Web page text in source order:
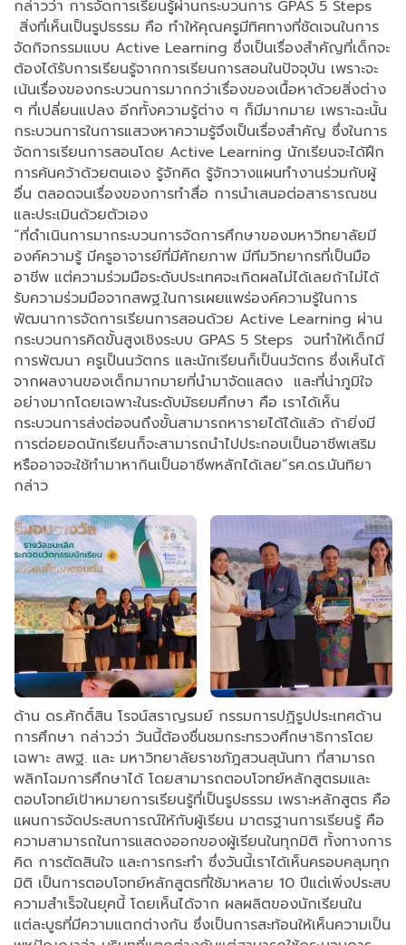
กล่าวว่า การจัดการเรียนรู้ผ่านกระบวนการ GPAS 5 Steps
สิ่งที่เห็นเป็นรูปธรรม คือ ทำให้คุณครูมีทิศทางที่ชัดเจนในการ
จัดกิจกรรมแบบ Active Learning ซึ่งเป็นเรื่องสำคัญที่เด็กจะ
ต้องได้รับการเรียนรู้จากการเรียนการสอนในปัจจุบัน เพราะจะ
เน้นเรื่องของกระบวนการมากกว่าเรื่องของเนื้อหาด้วยสิ่งต่าง
ๆ ที่เปลี่ยนแปลง อีกทั้งความรู้ต่าง ๆ ก็มีมากมาย เพราะฉะนั้น
กระบวนการในการแสวงหาความรู้จึงเป็นเรื่องสำคัญ ซึ่งในการ
จัดการเรียนการสอนโดย Active Learning นักเรียนจะได้ฝึก
การค้นคว้าด้วยตนเอง รู้จักคิด รู้จักวางแผนทำงานร่วมกับผู้
อื่น ตลอดจนเรื่องของการทำสื่อ การนำเสนอต่อสาธารณชน
และประเมินด้วยตัวเอง
“ที่ดำเนินการมากระบวนการจัดการศึกษาของมหาวิทยาลัยมี
องค์ความรู้ มีครูอาจารย์ที่มีศักยภาพ มีทีมวิทยากรที่เป็นมือ
อาชีพ แต่ความร่วมมือระดับประเทศจะเกิดผลไม่ได้เลยถ้าไม่ได้
รับความร่วมมือจากสพฐ.ในการเผยแพร่องค์ความรู้ในการ
พัฒนาการจัดการเรียนการสอนด้วย Active Learning ผ่าน
กระบวนการคิดขั้นสูงเชิงระบบ GPAS 5 Steps จนทำให้เด็กมี
การพัฒนา ครูเป็นนวัตกร และนักเรียนก็เป็นนวัตกร ซึ่งเห็นได้
จากผลงานของเด็กมากมายที่นำมาจัดแสดง และที่น่าภูมิใจ
อย่างมากโดยเฉพาะในระดับมัธยมศึกษา คือ เราได้เห็น
กระบวนการส่งต่อจนถึงขั้นสามารถหารายได้ได้แล้ว ถ้ายิ่งมี
การต่อยอดนักเรียนก็จะสามารถนำไปประกอบเป็นอาชีพเสริม
หรืออาจจะใช้ทำมาหากินเป็นอาชีพหลักได้เลย”รศ.ดร.นันทิยา
กล่าว
ด้าน ดร.ศักดิ์สิน โรจน์สราญรมย์ กรรมการปฏิรูปประเทศด้าน
การศึกษา กล่าวว่า วันนี้ต้องชื่นชมกระทรวงศึกษาธิการโดย
เฉพาะ สพฐ. และ มหาวิทยาลัยราชภัฎสวนสุนันทา ที่สามารถ
พลิกโฉมการศึกษาได้ โดยสามารถตอบโจทย์หลักสูตรมและ
ตอบโจทย์เป้าหมายการเรียนรู้ที่เป็นรูปธรรม เพราะหลักสูตร คือ
แผนการจัดประสบการณ์ให้กับผู้เรียน มาตรฐานการเรียนรู้ คือ
ความสามารถในการแสดงออกของผู้เรียนในทุกมิติ ทั้งทางการ
คิด การตัดสินใจ และการกระทำ ซึ่งวันนี้เราได้เห็นครอบคลุมทุก
มิติ เป็นการตอบโจทย์หลักสูตรที่ใช้มาหลาย 10 ปีแต่เพิ่งประสบ
ความสำเร็จในยุคนี้ โดยเห็นได้จาก ผลผลิตของนักเรียนใน
แต่ละบูธที่มีความแตกต่างกัน ซึ่งเป็นการสะท้อนให้เห็นความเป็น